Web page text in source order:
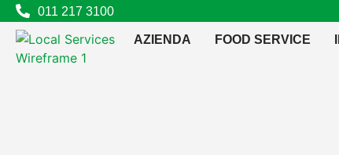
011 217 3100
AZIENDA FOOD SERVICE